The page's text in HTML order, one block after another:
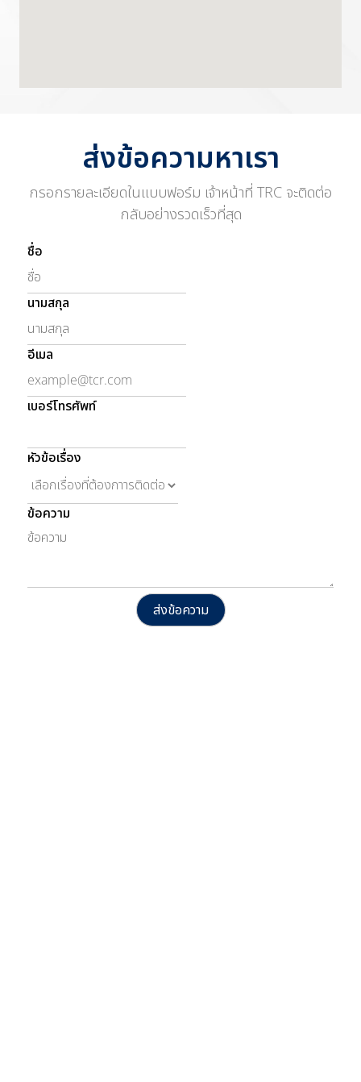
ส่งข้อความหาเรา
กรอกรายละเอียดในแบบฟอร์ม เจ้าหน้าที่ TRC จะติดต่อ
กลับอย่างรวดเร็วที่สุด
ชื่อ
นามสกุล
อีเมล
เบอร์โทรศัพท์
หัวข้อเรื่อง
ข้อความ
ส่งข้อความ